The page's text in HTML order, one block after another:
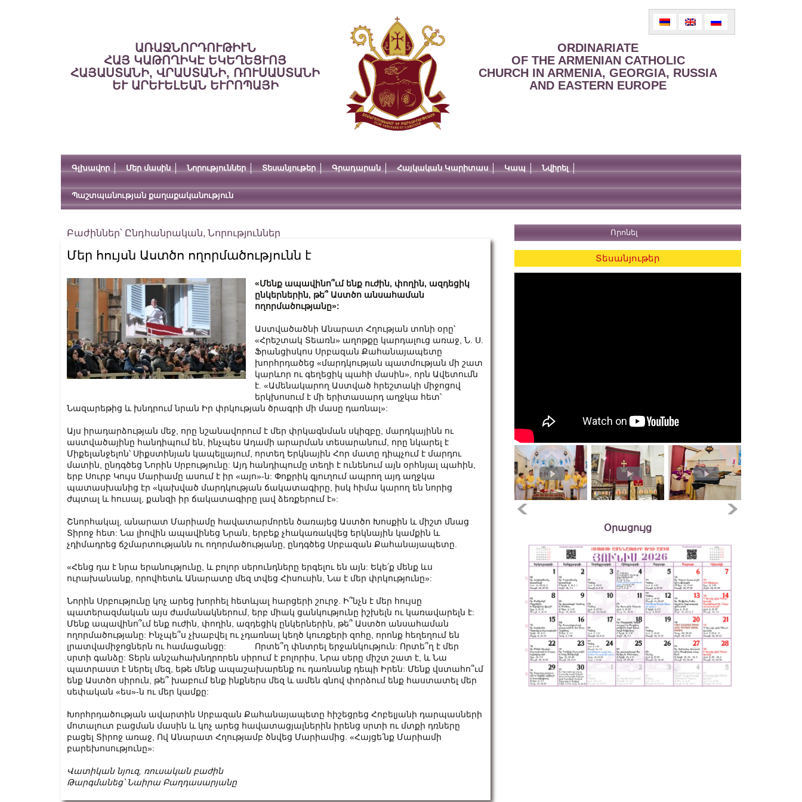
ԱՌԱՋՆՈՐԴՈՒԹԻՒՆ
ՀԱՅ ԿԱԹՈՂԻԿԷ ԵԿԵՂԵՑՒՈՅ
ՀԱՅԱՍՏԱՆԻ, ՎՐԱՍՏԱՆԻ, ՌՈՒՍԱՍՏԱՆԻ
ԵՒ ԱՐԵՒԵԼԵԱՆ ԵՒՐՈՊԱՅԻ
ORDINARIATE
OF THE ARMENIAN CATHOLIC
CHURCH IN ARMENIA, GEORGIA, RUSSIA
AND EASTERN EUROPE
Գլխավոր Մեր մասին Նորություններ Տեսանյութեր Գրադարան Հայկական Կարիտաս Կապ Նվիրել
Պաշտպանության քաղաքականություն
Բաժիններ՝ Ընդհանրական, Նորություններ
Մեր հույսն Աստծո ողորմածությունն է
«Մենք ապավինո՞ւմ ենք ուժին, փողին, ազդեցիկ
ընկերներին, թե՞ Աստծո անսահաման
ողորմածությանը»:
Աստվածածնի Անարատ Հղության տոնի օրը՝
«Հրեշտակ Տեառն» աղոթքը կարդալուց առաջ, Ն. Ս.
Ֆրանցիսկոս Սրբազան Քահանայապետը
խորհրդածեց «մարդկության պատմության մի շատ
կարևոր ու գեղեցիկ պահի մասին», որն Ավետումն
է. «Ամենակարող Աստված հրեշտակի միջոցով
երկխոսում է մի երիտասարդ աղջկա հետ՝
Նազարեթից և խնդրում նրան Իր փրկության ծրագրի մի մասը դառնալ»:
Այս իրադարձության մեջ, որը նշանավորում է մեր փրկագնման սկիզբը, մարդկայինն ու
աստվածայինը հանդիպում են, ինչպես Ադամի արարման տեսարանում, որը նկարել է
Միքելանջելոն՝ Սիքստինյան կապելլայում, որտեղ Երկնային Հոր մատը դիպչում է մարդու
մատին, ընդգծեց Նորին Սրբությունը: Այդ հանդիպումը տեղի է ունենում այն օրհնյալ պահին,
երբ Սուրբ Կույս Մարիամը ասում է իր «այո»-ն: Փոքրիկ գյուղում ապրող այդ աղջկա
պատասխանից էր «կախված մարդկության ճակատագիրը, իսկ հիմա կարող են նորից
ժպտալ և հուսալ, քանզի իր ճակատագիրը լավ ձեռքերում է»:
Շնորհակալ, անարատ Մարիամը հավատարմորեն ծառայեց Աստծո Խոսքին և միշտ մնաց
Տիրոջ հետ: Նա լիովին ապավինեց Նրան, երբեք չհակառակվեց երկնային կամքին և
չդիմադրեց ճշմարտությանն ու ողորմածությանը, ընդգծեց Սրբազան Քահանայապետը.
«Հենց դա է նրա երանությունը, և բոլոր սերունդները երգելու են այն: Եկե՛ք մենք ևս
ուրախանանք, որովհետև Անարատը մեզ տվեց Հիսուսին, Նա է մեր փրկությունը»:
Նորին Սրբությունը կոչ արեց խորհել հետևյալ հարցերի շուրջ. Ի՞նչն է մեր հույսը
պատերազմական այս ժամանակներում, երբ միակ ցանկությունը իշխելն ու կառավարելն է:
Մենք ապավինո՞ւմ ենք ուժին, փողին, ազդեցիկ ընկերներին, թե՞ Աստծո անսահաման
ողորմածությանը: Ինչպե՞ս չխաբվել ու չդառնալ կեղծ կուռքերի զոհը, որոնք հեղեղում են
լրատվամիջոցներն ու համացանցը: Որտե՞ղ փնտրել երջանկություն: Որտե՞ղ է մեր
սրտի գանձը: Տերն անշահախնդրորեն սիրում է բոլորիս, Նրա սերը միշտ շատ է, և Նա
պատրաստ է ներել մեզ, եթե մենք ապաշախարենք ու դառնանք դեպի Իրեն: Մենք վստահո՞ւմ
ենք Աստծո սիրուն, թե՞ խաբում ենք ինքներս մեզ և ամեն գնով փորձում ենք հաստատել մեր
սեփական «ես»-ն ու մեր կամքը:
Խորհրդածության ավարտին Սրբազան Քահանայապետը հիշեցրեց Հոբելյանի դարպասների
մոտալուտ բացման մասին և կոչ արեց հավատացյալներին իրենց սրտի ու մտքի դռները
բացել Տիրոջ առաջ, Ով Անարատ Հղությամբ ծնվեց Մարիամից. «Հայցե՛նք Մարիամի
բարեխոսությունը»:
Վատիկան նյուզ, ռուսական բաժին
Թարգմանեց՝ Նաիրա Բաղդասարյանը
Տեսանյութեր
Օրացույց